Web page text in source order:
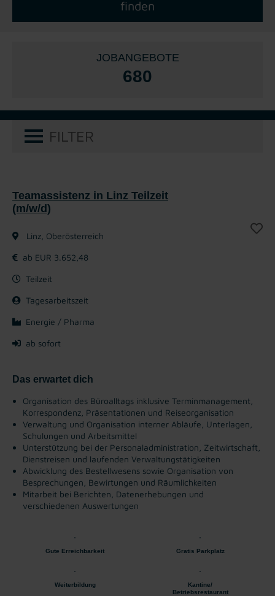
JOBANGEBOTE
680
FILTER
Teamassistenz in Linz Teilzeit
(m/w/d)
Linz, Oberösterreich
ab EUR 3.652,48
Teilzeit
Tagesarbeitszeit
Energie / Pharma
ab sofort
Das erwartet dich
Organisation des Büroalltags inklusive Terminmanagement,
Korrespondenz, Präsentationen und Reiseorganisation
Verwaltung und Organisation interner Abläufe, Unterlagen,
Schulungen und Arbeitsmittel
Unterstützung bei der Personaladministration, Zeitwirtschaft,
Dienstreisen und laufenden Verwaltungstätigkeiten
Abwicklung des Bestellwesens sowie Organisation von
Besprechungen, Bewirtungen und Räumlichkeiten
Mitarbeit bei Berichten, Datenerhebungen und
verschiedenen Auswertungen
Gute Erreichbarkeit Gratis Parkplatz
Weiterbildung
Kantine/
Betriebsrestaurant